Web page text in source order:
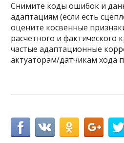
Снимите коды ошибок и
адаптациям (если есть
оцените косвенные
расчетного и фактического
частые адаптационные
актуаторам/датчикам хода